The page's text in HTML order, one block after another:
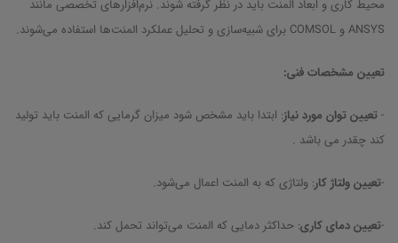
محیط کاری و ابعاد المنت باید در نظر گرفته شوند. نرم‌افزارهای تخصصی مانند
ANSYS و COMSOL برای شبیه‌سازی و تحلیل عملکرد المنت‌ها استفاده می‌شوند.
تعیین مشخصات فنی:
-تعیین توان مورد نیاز: ابتدا باید مشخص شود میزان گرمایی که المنت باید تولید
کند چقدر می باشد .
-تعیین ولتاژ کار: ولتاژی که به المنت اعمال می‌شود.
-تعیین دمای کاری: حداکثر دمایی که المنت می‌تواند تحمل کند.